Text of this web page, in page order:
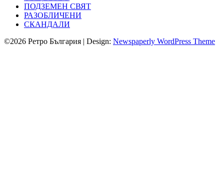
ПОДЗЕМЕН СВЯТ
РАЗОБЛИЧЕНИ
СКАНДАЛИ
©2026 Ретро България | Design: Newspaperly WordPress Theme